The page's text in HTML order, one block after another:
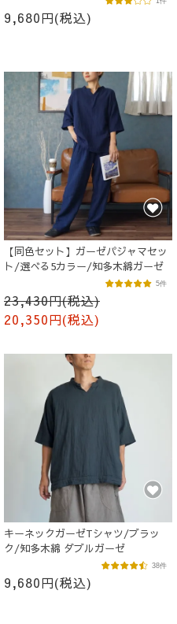
9,680円(税込)
【同色セット】ガーゼパジャマセッ
ト/選べる5カラー/知多木綿ガーゼ
23,430円(税込)
20,350円(税込)
5件
キーネックガーゼTシャツ/ブラッ
ク/知多木綿 ダブルガーゼ
9,680円(税込)
38件